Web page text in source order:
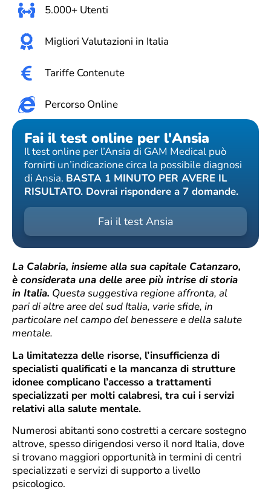
La Calabria, insieme alla sua capitale Catanzaro,
è considerata una delle aree più intrise di storia
in Italia. Questa suggestiva regione affronta, al
pari di altre aree del sud Italia, varie sfide, in
particolare nel campo del benessere e della salute
mentale.
La limitatezza delle risorse, l’insufficienza di
specialisti qualificati e la mancanza di strutture
idonee complicano l’accesso a trattamenti
specializzati per molti calabresi, tra cui i servizi
relativi alla salute mentale.
Numerosi abitanti sono costretti a cercare sostegno
altrove, spesso dirigendosi verso il nord Italia, dove
si trovano maggiori opportunità in termini di centri
specializzati e servizi di supporto a livello
psicologico.
5.000+ Utenti
Migliori Valutazioni in Italia
Tariffe Contenute
Percorso Online
Fai il test online per l'Ansia
Il test online per l’Ansia di GAM Medical può
fornirti un’indicazione circa la possibile diagnosi
di Ansia. BASTA 1 MINUTO PER AVERE IL
RISULTATO. Dovrai rispondere a 7 domande.
Fai il test Ansia